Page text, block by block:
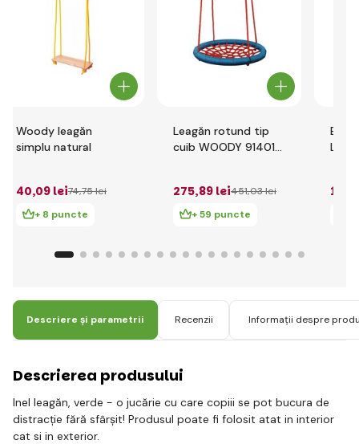
Woody leagăn
simplu natural
40,09 lei74,75 lei
+ 8 puncte
Leagăn rotund tip
cuib WOODY 91401
275,89 lei451,03 lei
+ 59 puncte
146
Descriere și parametrii Recenzii Informații despre
Descrierea produsului
Inel leagăn, verde - o jucărie cu care copiii se pot bucura de
distracție fără sfârșit! Produsul poate fi folosit atat in interior
cat si in exterior.